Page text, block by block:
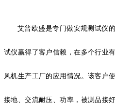
艾普欧盛是专门做安规测试仪
试仪赢得了客户信赖，在多个行业
风机生产工厂的应用情况。该客户
接地、交流耐压、功率，被测品接